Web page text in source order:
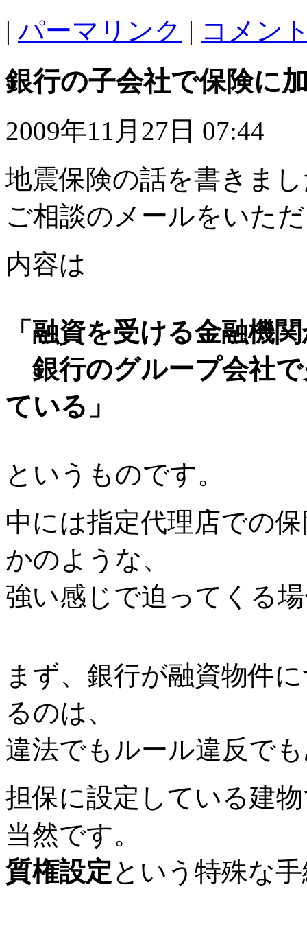
| パーマリンク | コメン
銀行の子会社で保険に
2009年11月27日 07:44
地震保険の話を書きま
ご相談のメールをいた
内容は
「融資を受ける金融機
銀行のグループ会社
ている」
というものです。
中には指定代理店での
かのような、
強い感じで迫ってくる
まず、銀行が融資物件
るのは、
違法でもルール違反で
担保に設定している建
当然です。
質権設定という特殊な